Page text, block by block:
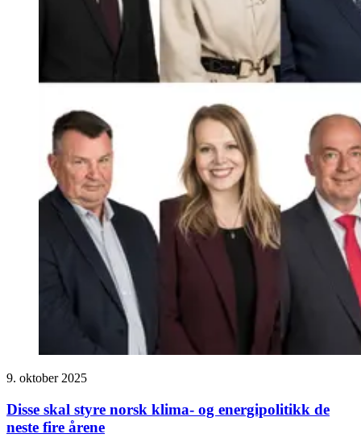
9. oktober 2025
Disse skal styre norsk klima- og energipolitikk de
neste fire årene